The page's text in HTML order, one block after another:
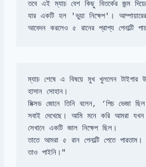
যার একটি হল 'ভুয়া নিক্ষেপ'।
আবেদন করলেও ৫ রানের প্রাপ্য পেনাল্টি
ম্যাচ শেষে এ বিষয়ে মুখ খুললেন টাইগার
সবাই দেখেছে। আমি মনে করি আমরা যখন
তাতে আমরা ৫ রান পেনাল্টি পেতে
তাও পাইনি।"